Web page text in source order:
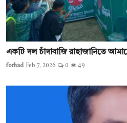
একটি দল চাঁদাবাজি রাহাজানিতে
forhad Feb 7, 2026 0 49